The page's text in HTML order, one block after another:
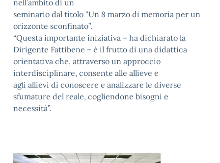
nell’ambito di un
seminario dal titolo “Un 8 marzo di memoria per un
orizzonte sconfinato”.
“Questa importante iniziativa – ha dichiarato la
Dirigente Fattibene – è il frutto di una didattica
orientativa che, attraverso un approccio
interdisciplinare, consente alle allieve e
agli allievi di conoscere e analizzare le diverse
sfumature del reale, cogliendone bisogni e
necessità”.